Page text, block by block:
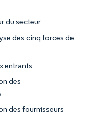
du secteur
des cinq forces de
entrants
des
des fournisseurs